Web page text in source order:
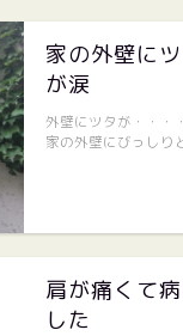
家の外壁に
が涙
外壁にツタが・・・
家の外壁にびっし
肩が痛くて
した